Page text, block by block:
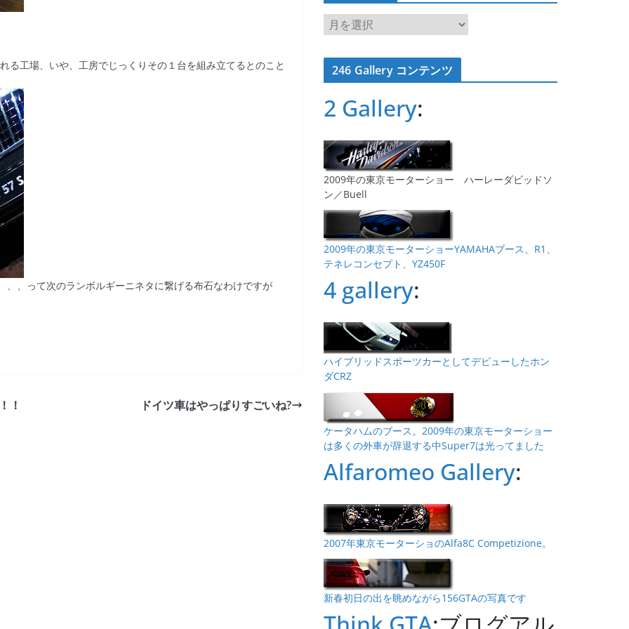
る工場、いや、工房でじっくりその１台を組み立てるとのこと
、って次のランボルギーニネタに繋げる布石なわけですが
！ ドイツ車はやっぱりすごいね?
ア
ー
カ
イ246 Gallery コンテンツ
2 Gallery:
2009年の東京モーターショー ハーレーダビッドソ
ン／Buell
2009年の東京モーターショーYAMAHAブース、R1、
テネレコンセプト、YZ450F
4 gallery:
ハイブリッドスポーツカーとしてデビューしたホン
ダCRZ
ケータハムのブース。2009年の東京モーターショー
は多くの外車が辞退する中Super7は光ってました
Alfaromeo Gallery:
2007年東京モーターショのAlfa8C Competizione。
新春初日の出を眺めながら156GTAの写真です